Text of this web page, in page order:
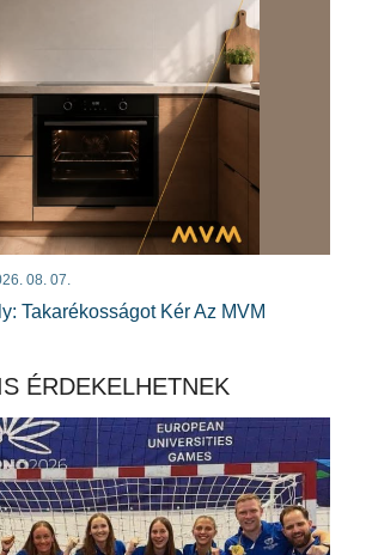
08. 07.
Takarékosságot Kér Az MVM
ÉRDEKELHETNEK